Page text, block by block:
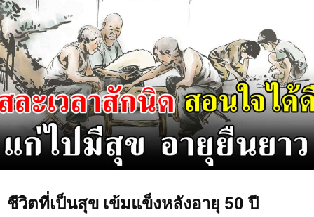
ชีวิตที่เป็นสุข เข้มแข็งหลังอายุ 50 ปี